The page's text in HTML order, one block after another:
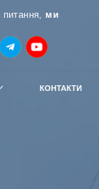
питання, ми
КОНТАКТИ